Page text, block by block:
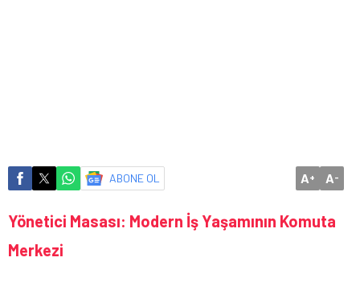
ABONE OL A+ A-
Yönetici Masası: Modern İş Yaşamının Komuta
Merkezi